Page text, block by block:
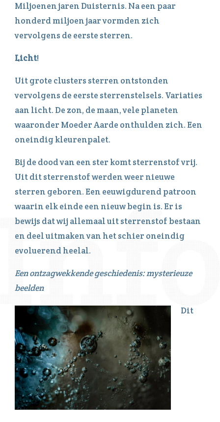
Miljoenen jaren Duisternis. Na een paar
honderd miljoen jaar vormden zich
vervolgens de eerste sterren.
Licht!
Uit grote clusters sterren ontstonden
vervolgens de eerste sterrenstelsels. Variaties
aan licht. De zon, de maan, vele planeten
waaronder Moeder Aarde onthulden zich. Een
oneindig kleurenpalet.
Bij de dood van een ster komt sterrenstof vrij.
Uit dit sterrenstof werden weer nieuwe
sterren geboren. Een eeuwigdurend patroon
waarin elk einde een nieuw begin is. Er is
bewijs dat wij allemaal uit sterrenstof bestaan
en deel uitmaken van het schier oneindig
evoluerend heelal.
Een ontzagwekkende geschiedenis: mysterieuze
beelden
Dit